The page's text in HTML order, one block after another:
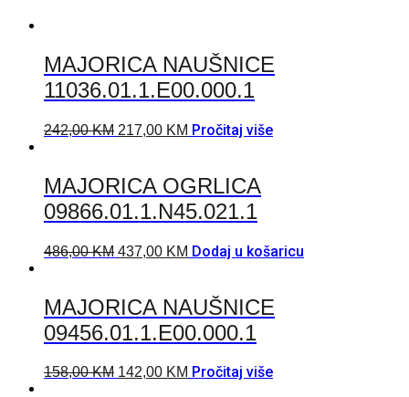
MAJORICA NAUŠNICE
11036.01.1.E00.000.1
242,00KM 217,00 KM Pročitaj više
MAJORICA OGRLICA
09866.01.1.N45.021.1
486,00KM 437,00 KM Dodaj u košaricu
MAJORICA NAUŠNICE
09456.01.1.E00.000.1
158,00KM 142,00 KM Pročitaj više